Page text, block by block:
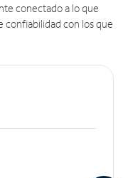
conectado a lo que
confiabilidad con los que